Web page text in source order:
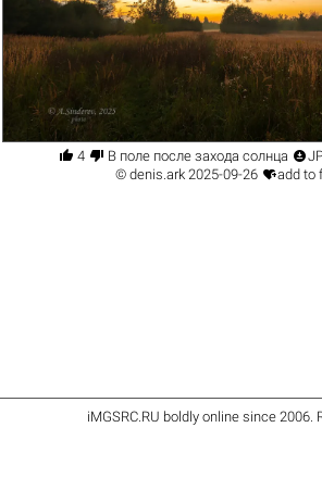
 4  В поле после захода солнца 
© denis.ark 2025-09-26 add to
iMGSRC.RU boldly online since 2006.